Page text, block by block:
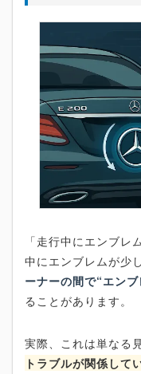
「走行中にエンブ
中にエンブレムが少
ーナーの間で“エン
ることがあります。
実際、これは単なる
トラブルが関係して